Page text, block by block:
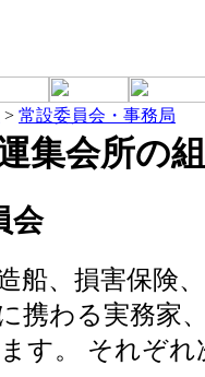
> 常設委員会・事務局
集会所の
会
船、損害保険
携わる実務家
す。 それぞ